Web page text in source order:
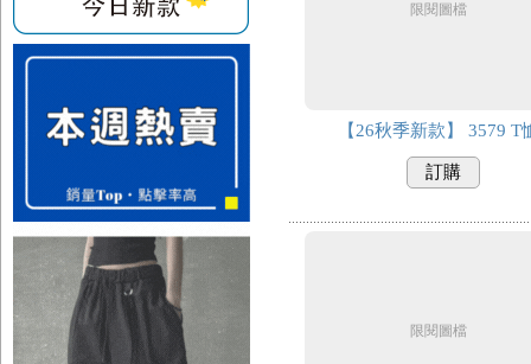
限閱圖檔
【26秋季新款】 3579 T
訂購
限閱圖檔